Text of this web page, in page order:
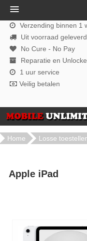
Verzending binnen 1
Uit voorraad
No Cure - No Pay
Reparatie en
1 uur service
Veilig betalen
Home Losse
Apple iPad